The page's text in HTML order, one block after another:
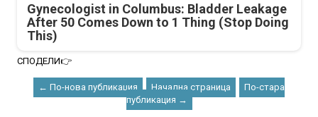
Gynecologist in Columbus: Bladder Leakage
After 50 Comes Down to 1 Thing (Stop Doing
This)
СПОДЕЛИ👉
← По-нова публикация Начална страница
По-стара
публикация →